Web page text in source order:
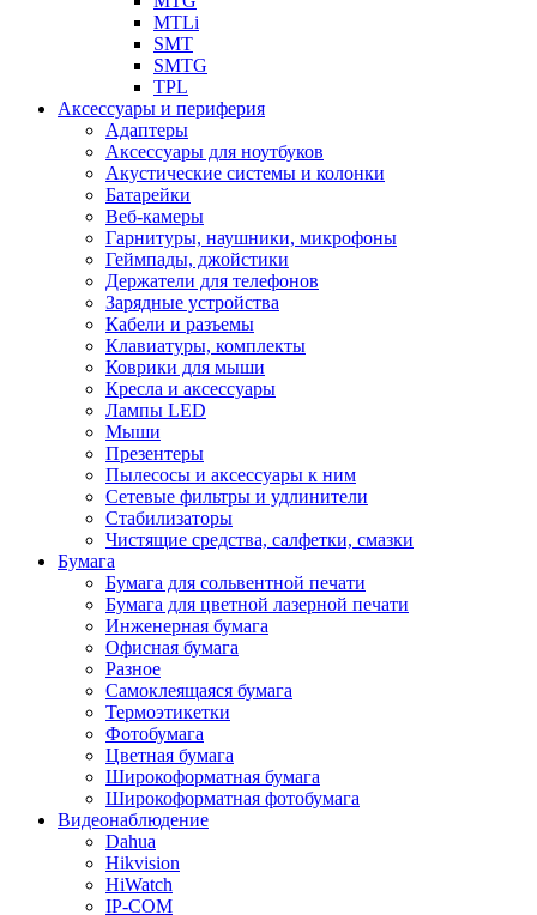
MTLi
SMT
SMTG
TPL
Аксессуары и периферия
Адаптеры
Аксессуары для ноутбуков
Акустические системы и колонки
Батарейки
Веб-камеры
Гарнитуры, наушники, микрофоны
Геймпады, джойстики
Держатели для телефонов
Зарядные устройства
Кабели и разъемы
Клавиатуры, комплекты
Коврики для мыши
Кресла и аксессуары
Лампы LED
Мыши
Презентеры
Пылесосы и аксессуары к ним
Сетевые фильтры и удлинители
Стабилизаторы
Чистящие средства, салфетки, смазки
Бумага
Бумага для сольвентной печати
Бумага для цветной лазерной печати
Инженерная бумага
Офисная бумага
Разное
Самоклеящаяся бумага
Термоэтикетки
Фотобумага
Цветная бумага
Широкоформатная бумага
Широкоформатная фотобумага
Видеонаблюдение
Dahua
Hikvision
HiWatch
IP-COM